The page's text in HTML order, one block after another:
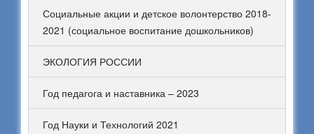
Социальные акции и детское волонтерство 2018-
2021 (социальное воспитание дошкольников)
ЭКОЛОГИЯ РОССИИ
Год педагога и наставника – 2023
Год Науки и Технологий 2021